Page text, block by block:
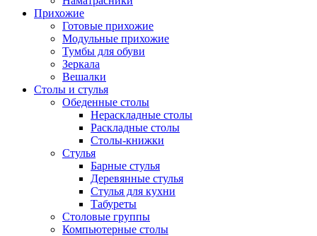
Прихожие
Готовые прихожие
Модульные прихожие
Тумбы для обуви
Зеркала
Вешалки
Столы и стулья
Обеденные столы
Нераскладные столы
Раскладные столы
Столы-книжки
Стулья
Барные стулья
Деревянные стулья
Стулья для кухни
Табуреты
Столовые группы
Компьютерные столы